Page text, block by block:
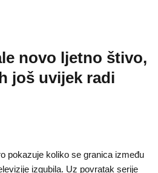
novo ljetno štivo,
još uvijek radi
pokazuje koliko se granica između
izgubila. Uz povratak serije